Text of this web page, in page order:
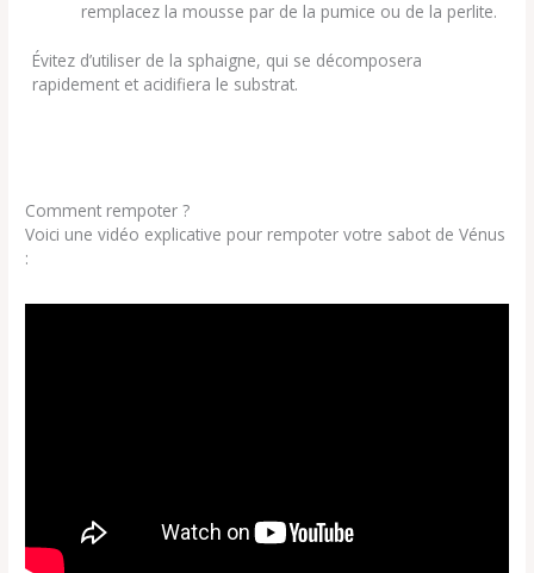
remplacez la mousse par de la pumice ou de la perlite.
Évitez d’utiliser de la sphaigne, qui se décomposera
rapidement et acidifiera le substrat.
Comment rempoter ?
Voici une vidéo explicative pour rempoter votre sabot de Vénus
: